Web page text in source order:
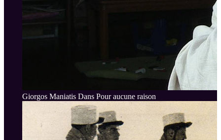
Giorgos Maniatis Dans Pour aucune raison